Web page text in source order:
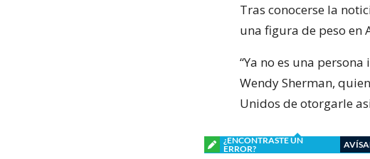
Tras conocerse la
una figura de peso en
“Ya no es una
Wendy Sherman,
Unidos de otorgarle
¿ENCONTRASTE UN
ERROR?